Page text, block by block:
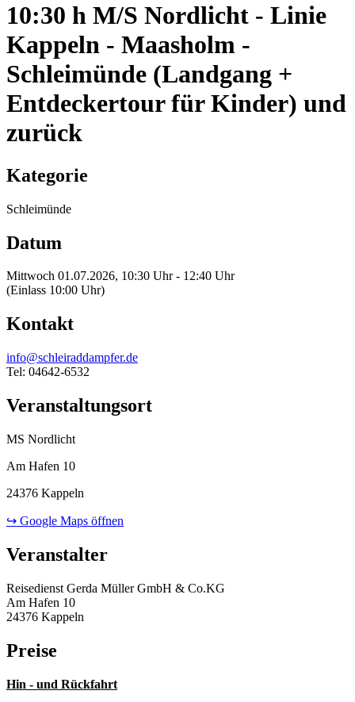
10:30 h M/S Nordlicht - Linie
Kappeln - Maasholm -
Schleimünde (Landgang +
Entdeckertour für Kinder) und
zurück
Kategorie
Schleimünde
Datum
Mittwoch 01.07.2026, 10:30 Uhr - 12:40 Uhr
(Einlass 10:00 Uhr)
Kontakt
info@schleiraddampfer.de
Tel: 04642-6532
Veranstaltungsort
MS Nordlicht
Am Hafen 10
24376 Kappeln
↪ Google Maps öffnen
Veranstalter
Reisedienst Gerda Müller GmbH & Co.KG
Am Hafen 10
24376 Kappeln
Preise
Hin - und Rückfahrt